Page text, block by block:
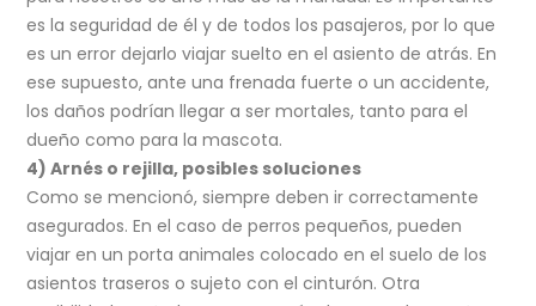
es la seguridad de él y de todos los pasajeros, por lo que
es un error dejarlo viajar suelto en el asiento de atrás. En
ese supuesto, ante una frenada fuerte o un accidente,
los daños podrían llegar a ser mortales, tanto para el
dueño como para la mascota.
4) Arnés o rejilla, posibles soluciones
Como se mencionó, siempre deben ir correctamente
asegurados. En el caso de perros pequeños, pueden
viajar en un porta animales colocado en el suelo de los
asientos traseros o sujeto con el cinturón. Otra